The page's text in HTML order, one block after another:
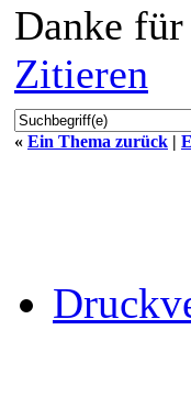
Danke
Zitieren
« Ein Thema zurück |